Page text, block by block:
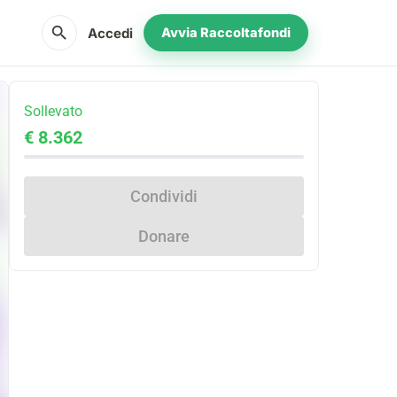
search Accedi Avvia Raccoltafondi
Sollevato
€ 8.362
Condividi
Donare